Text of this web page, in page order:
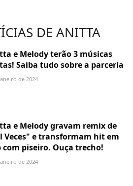
DE ANITTA
e Melody terão 3 músicas
Saiba tudo sobre a parceria
de 2024
e Melody gravam remix de
Veces" e transformam hit em
com piseiro. Ouça trecho!
de 2024